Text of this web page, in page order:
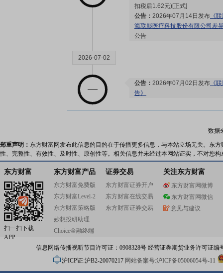
扣税后1.62元)[正式]
公告： 2026年07月14日发布 《
海联影医疗科技股份有限公司差
公告
2026-07-02
公告： 2026年07月02日发布 《
告》
大宗交易：2026年06月29日共
额17294.6万元
2026-06-24
公告：2026年06月24日发布
2026-06-23
数据
郑重声明： 东方财富网发布此信息的目的在于传播更多信息，与本站立场无关。东
性、完整性、有效性、及时性、原创性等。相关信息并未经过本网站证实，不对您
东方财富
扫一扫下载
APP
东方财富产品
东方财富免费版
东方财富Level-2
东方财富策略版
妙想投研助理
Choice金融终端
证券交易
东方财富证券开户
东方财富在线交易
东方财富证券交易
关注东方财富
东方财富网微博
东方财富网微信
意见与建议
信息网络传播视听节目许可证：0908328号 经营证券期货业务许可证编
沪ICP证:沪B2-20070217 网站备案号:沪ICP备05006054号-11